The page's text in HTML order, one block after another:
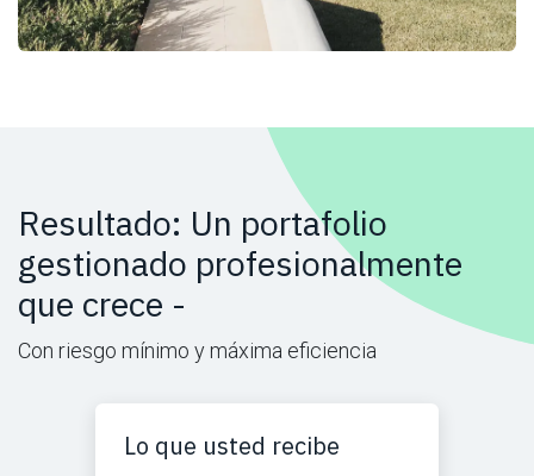
Resultado: Un portafolio
gestionado profesionalmente
que crece -
Con riesgo mínimo y máxima eficiencia
Lo que usted recibe